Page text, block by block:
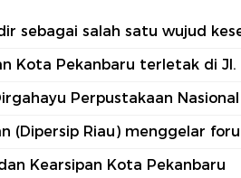
sebagai salah satu wujud
Kota Pekanbaru terletak di Jl.
Perpustakaan
(Dipersip Riau) menggelar
Kearsipan Kota Pekanbaru